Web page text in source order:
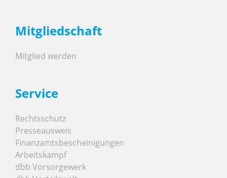
Mitgliedschaft
Mitglied werden
Service
Rechtsschutz
Presseausweis
Finanzamtsbescheinigungen
Arbeitskampf
dbb Vorsorgewerk